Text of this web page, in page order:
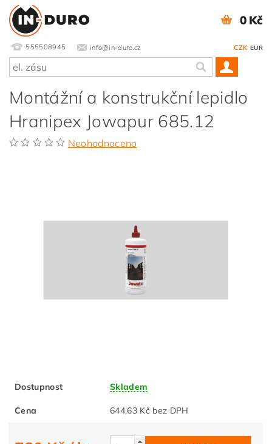
555508945 info@in-duro.cz CZK EUR
0 Kč
Montážní a konstrukční lepidlo
Hranipex Jowapur 685.12
Neohodnoceno
Dostupnost Skladem
Cena 644,63 Kč bez DPH